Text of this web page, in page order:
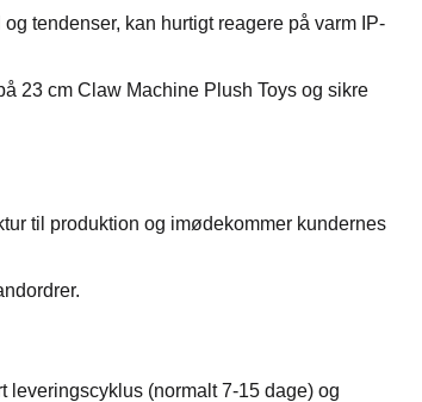
tendenser, kan hurtigt reagere på varm IP-
23 cm Claw Machine Plush Toys og sikre
til produktion og imødekommer kundernes
leveringscyklus (normalt 7-15 dage) og